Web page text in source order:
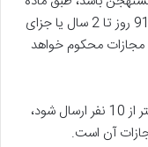
14 قانون جرایم رایانه ای، برای مجرم حبس از 91 روز تا 2 سال یا جزای
/۱۰۰ ریال یا هر دو مجازات محکوم خواهد
مطابق تبصره همین ماده اگر عکس ها برای کمتر از 10 نفر ارسال شود،